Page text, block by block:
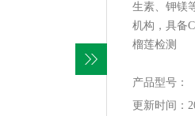
生素、钾镁
机构，具备
榴莲检测
产品型号：
更新时间：